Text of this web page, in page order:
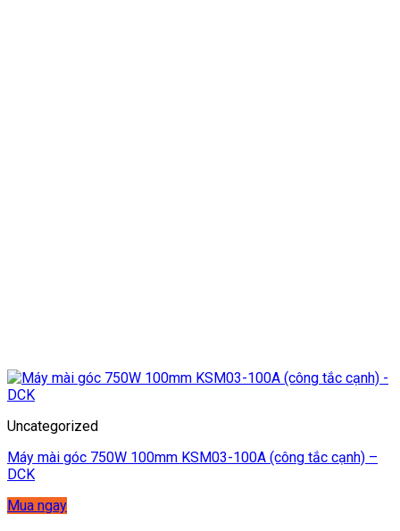
Uncategorized
Máy mài góc 750W 100mm KSM03-100A (công tắc cạnh) –
DCK
Mua ngay